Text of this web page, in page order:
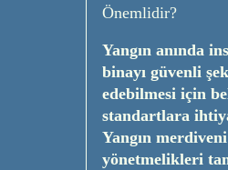
Önemlidir?
Yangın anında
binayı güvenli
edebilmesi için
standartlara
Yangın merdiveni
yönetmelikleri